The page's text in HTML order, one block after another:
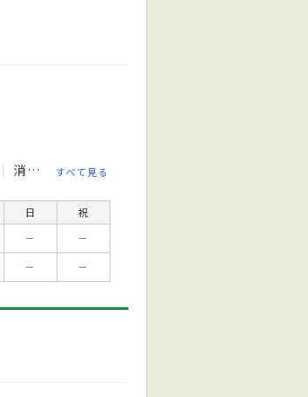
消化器外科 婦人科
すべて見る
日
祝
－
－
－ －